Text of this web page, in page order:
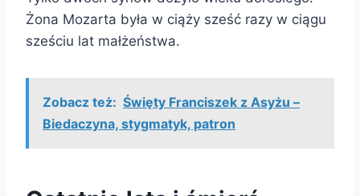
Żona Mozarta była w ciąży sześć razy w ciągu
sześciu lat małżeństwa.
Zobacz też: Święty Franciszek z Asyżu –
Biedaczyna, stygmatyk, patron